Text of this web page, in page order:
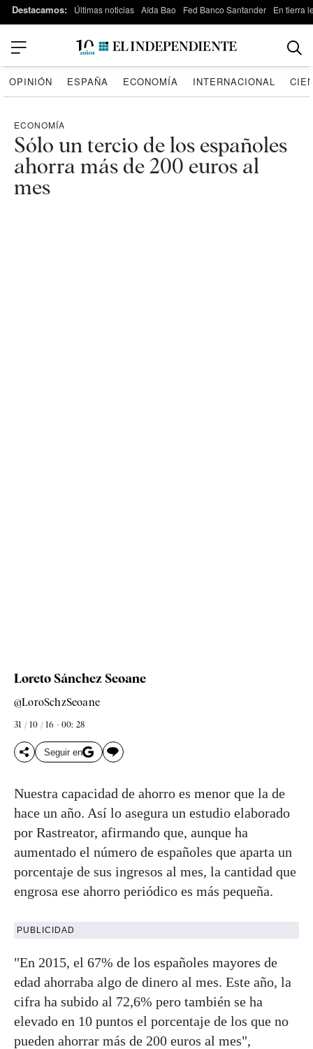
Destacamos: Últimas noticias Aída Bao Fed Banco Santander En tierra
OPINIÓN ESPAÑA ECONOMÍA INTERNACIONAL
ECONOMÍA
Sólo un tercio de los españoles
ahorra más de 200 euros al
mes
Loreto Sánchez Seoane
@LoroSchzSeoane
31 / 10 / 16 - 00: 28
Seguir en
Nuestra capacidad de ahorro es menor que la de
hace un año. Así lo asegura un estudio elaborado
por Rastreator, afirmando que, aunque ha
aumentado el número de españoles que aparta un
porcentaje de sus ingresos al mes, la cantidad que
engrosa ese ahorro periódico es más pequeña.
PUBLICIDAD
"En 2015, el 67% de los españoles mayores de
edad ahorraba algo de dinero al mes. Este año, la
cifra ha subido al 72,6% pero también se ha
elevado en 10 puntos el porcentaje de los que no
pueden ahorrar más de 200 euros al mes",